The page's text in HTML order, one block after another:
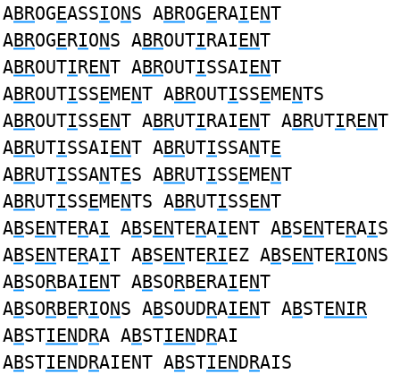
ABROGEASSIONS ABROGERAIENT
ABROGERIONS ABROUTIRAIENT
ABROUTIRENT ABROUTISSAIENT
ABROUTISSEMENT ABROUTISSEMENTS
ABROUTISSENT ABRUTIRAIENT ABRUTIRENT
ABRUTISSAIENT ABRUTISSANTE
ABRUTISSANTES ABRUTISSEMENT
ABRUTISSEMENTS ABRUTISSENT
ABSENTERAI ABSENTERAIENT ABSENTERAIS
ABSENTERAIT ABSENTERIEZ ABSENTERIONS
ABSORBAIENT ABSORBERAIENT
ABSORBERIONS ABSOUDRAIENT ABSTENIR
ABSTIENDRA ABSTIENDRAI
ABSTIENDRAIENT ABSTIENDRAIS